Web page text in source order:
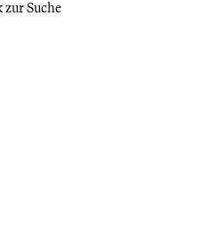
zur Suche